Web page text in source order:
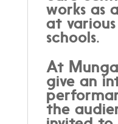
works as
at
schools.
At
give an
the